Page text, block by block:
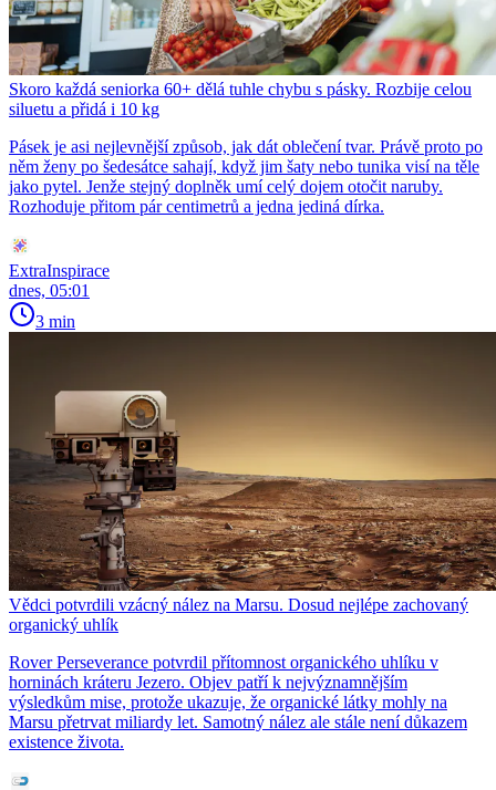
Skoro každá seniorka 60+ dělá tuhle chybu s pásky. Rozbije celou
siluetu a přidá i 10 kg
Pásek je asi nejlevnější způsob, jak dát oblečení tvar. Právě proto po
něm ženy po šedesátce sahají, když jim šaty nebo tunika visí na těle
jako pytel. Jenže stejný doplněk umí celý dojem otočit naruby.
Rozhoduje přitom pár centimetrů a jedna jediná dírka.
ExtraInspirace
dnes, 05:01
3 min
Vědci potvrdili vzácný nález na Marsu. Dosud nejlépe zachovaný
organický uhlík
Rover Perseverance potvrdil přítomnost organického uhlíku v
horninách kráteru Jezero. Objev patří k nejvýznamnějším
výsledkům mise, protože ukazuje, že organické látky mohly na
Marsu přetrvat miliardy let. Samotný nález ale stále není důkazem
existence života.